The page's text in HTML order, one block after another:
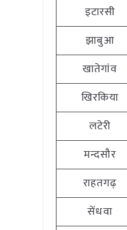
इटारसी
झाबुआ
खातेगांव
खिरकिया
लटेरी
मन्दसौर
राहतगढ़
सेंधवा